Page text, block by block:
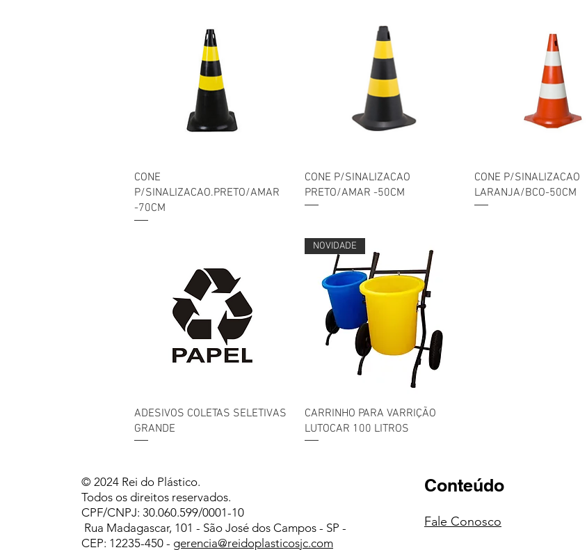
CONE
P/SINALIZACAO.PRETO/AMAR
-70CM
Visualização rápida
CONE P/SINALIZACAO
PRETO/AMAR -50CM
Visualização rápida
CONE P/SINALIZACAO
LARANJA/BCO-50CM
Visualização rápida
ADESIVOS COLETAS SELETIVAS
GRANDE
Visualização rápida
NOVIDADE
CARRINHO PARA VARRIÇÃO
LUTOCAR 100 LITROS
© 2024 Rei do Plástico.
Todos os direitos reservados.
CPF/CNPJ: 30.060.599/0001-10
Rua Madagascar, 101 - São José dos Campos - SP -
CEP: 12235-450 - gerencia@reidoplasticosjc.com
Conteúdo
Fale Conosco